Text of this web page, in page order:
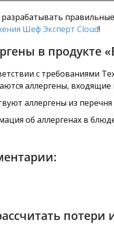
разрабатывать
Шеф Эксперт Cloud!
в продукте
с требованиями
аллергены, входящие
аллергены из
об аллергенах в